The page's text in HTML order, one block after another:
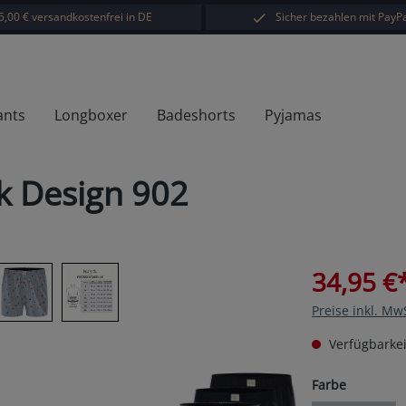
€ versandkostenfrei in DE Sicher bezahlen mit
Longboxer Badeshorts Pyjamas
Design 902
34,95
Preise inkl.
Farbeauswählen